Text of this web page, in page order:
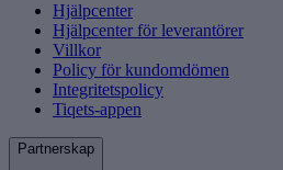
Hjälpcenter
Hjälpcenter för leverantörer
Villkor
Policy för kundomdömen
Integritetspolicy
Tiqets-appen
Partnerskap